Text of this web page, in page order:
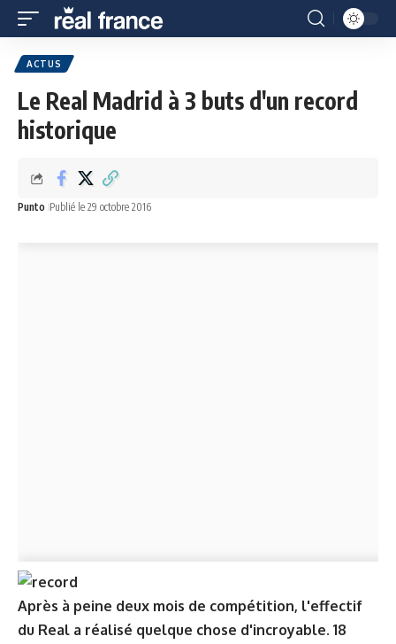
ACTUS
Le Real Madrid à 3 buts d'un record
historique
Punto Publié le 29 octobre 2016
Après à peine deux mois de compétition, l'effectif
du Real a réalisé quelque chose d'incroyable. 18